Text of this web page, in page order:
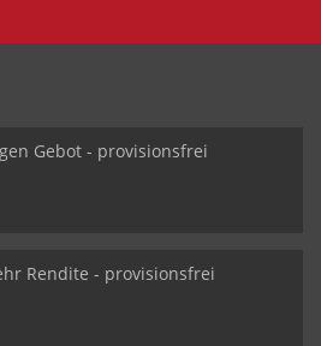
Gebot - provisionsfrei
Rendite - provisionsfrei